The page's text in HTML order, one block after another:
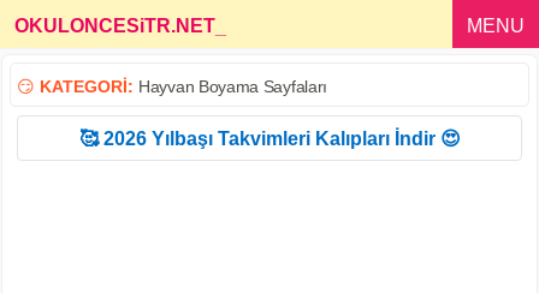
OKULONCESiTR.NET MENU
😏 KATEGORİ: Hayvan Boyama Sayfaları
🥰 2026 Yılbaşı Takvimleri Kalıpları İndir 😍